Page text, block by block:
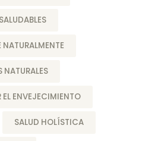
NATURALMENTE
NATURALES
EL ENVEJECIMIENTO
SALUD HOLÍSTICA